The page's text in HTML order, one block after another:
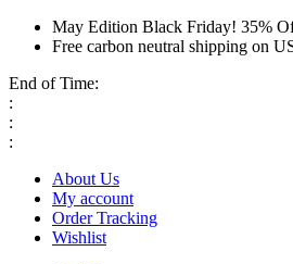
May Edition Black Friday! 35%
Free carbon neutral shipping on
End of Time:
:
:
:
About Us
My account
Order Tracking
Wishlist